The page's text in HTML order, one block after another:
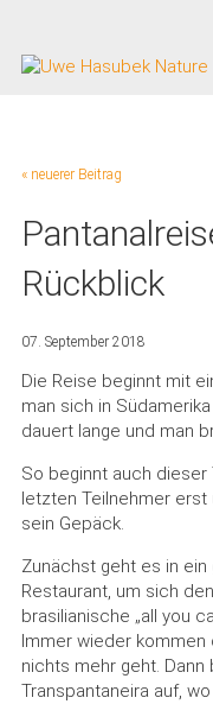
« neuerer Beitrag
Rückblick
07. September 2018
Die Reise beginnt mit
man sich in
dauert lange und man
So beginnt auch dieser
letzten Teilnehmer erst
sein Gepäck.
Zunächst geht es in
Restaurant, um sich
brasilianische „all you
Immer wieder kommen
nichts mehr geht. Dann
Transpantaneira auf,